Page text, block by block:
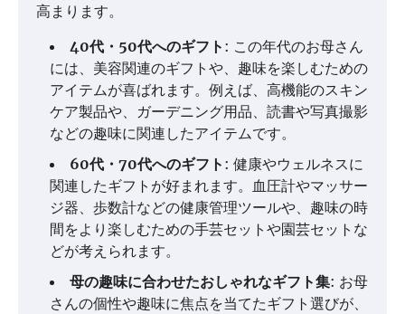
高まります。
40代・50代へのギフト : この年代のお母さん
には、美容関連のギフトや、趣味を楽しむための
アイテムが喜ばれます。例えば、高機能のスキン
ケア製品や、ガーデニング用品、読書や写真撮影
などの趣味に関連したアイテムです。
60代・70代へのギフト : 健康やウェルネスに
関連したギフトが好まれます。血圧計やマッサー
ジ器、歩数計などの健康管理ツールや、趣味の時
間をより楽しむための手芸セットや園芸セットな
どが考えられます。
母の趣味に合わせたおしゃれなギフト集: お母
さんの個性や趣味に焦点を当てたギフト選びが、